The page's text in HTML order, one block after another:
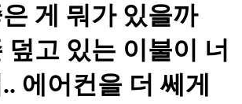
게 뭐가 있을까
덮고 있는 이불이 너
에어컨을 더 쎄게